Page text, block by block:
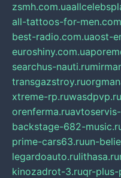
zsmh.com.ua
all-tattoos-for-men.com
best-radio.com.uaost-
euroshiny.com.ua
searchus-nauti.ru
transgazstroy.ru
xtreme-rp.ruwasdpvp.ru
orenferma.ru
backstage-682-
prime-cars63.ruun-
legardoauto.rulithasa.ru
kinozadrot-3.ruqr-plus-